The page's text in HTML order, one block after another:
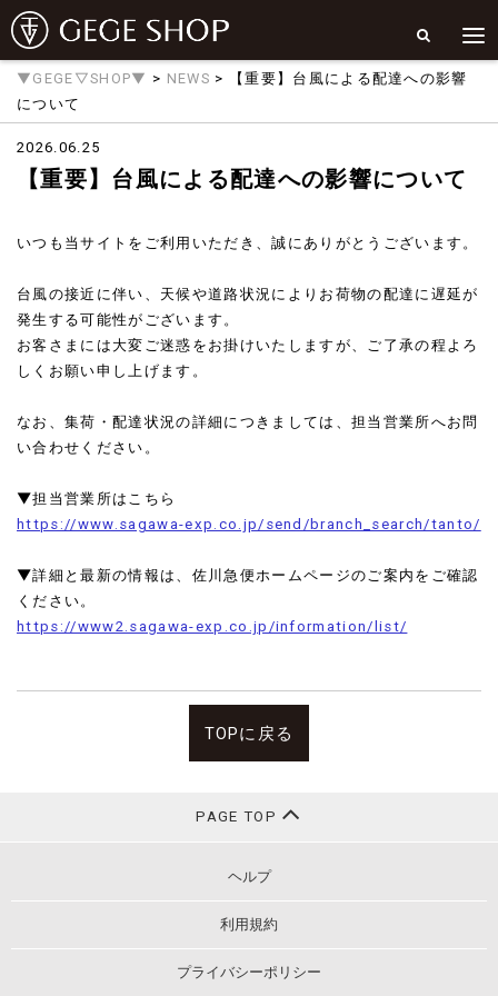
▼GEGE▽SHOP▼ > NEWS > 【重要】台風による配達への影響
について
2026.06.25
【重要】台風による配達への影響について
いつも当サイトをご利用いただき、誠にありがとうございます。
台風の接近に伴い、天候や道路状況によりお荷物の配達に遅延が
発生する可能性がございます。
お客さまには大変ご迷惑をお掛けいたしますが、ご了承の程よろ
しくお願い申し上げます。
なお、集荷・配達状況の詳細につきましては、担当営業所へお問
い合わせください。
▼担当営業所はこちら
https://www.sagawa-exp.co.jp/send/branch_search/tanto/
▼詳細と最新の情報は、佐川急便ホームページのご案内をご確認
ください。
https://www2.sagawa-exp.co.jp/information/list/
TOPに戻る
PAGE TOP
ヘルプ
利用規約
プライバシーポリシー